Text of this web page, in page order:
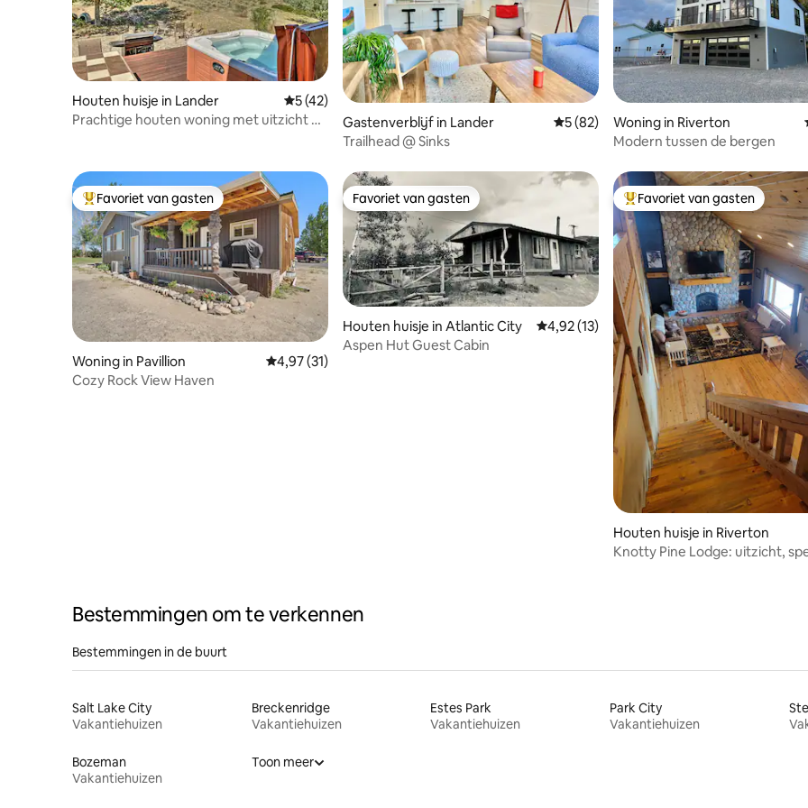
Houten huisje in Lander Gemiddelde beoordeling van 5 uit 5, 42 recensies
5 (42)
Prachtige houten woning met uitzicht op
Gastenverblijf in Lander Gemiddelde beoordeling van 5 uit 5, 82
5 (82)
Trailhead @ Sinks
Woning in Riverton
Modern tussen de bergen
Topfavoriet van gasten
Favoriet van gasten
Woning in Pavillion Gemiddelde beoordeling van 4,97 uit 5, 31 recensies
4,97 (31)
Cozy Rock View Haven
Favoriet van gasten
Favoriet van gasten
Houten huisje in Atlantic City Gemiddelde beoordeling van 4,92 uit 5, 13
4,92 (13)
Aspen Hut Guest Cabin
Topfavoriet van gasten
Favoriet van gasten
Houten huisje in Riverton
Knotty Pine Lodge: uitzicht,
Bestemmingen om te verkennen
Bestemmingen in de buurt
Salt Lake City
Vakantiehuizen
Breckenridge
Vakantiehuizen
Estes Park
Vakantiehuizen
Park City
Vakantiehuizen
Bozeman
Vakantiehuizen
Toon meer